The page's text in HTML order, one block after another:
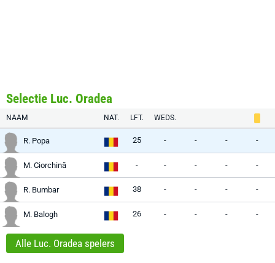
Selectie Luc. Oradea
NAAM NAT. LFT. WEDS.
R. Popa 25 - - - -
M. Ciorchină - - - - -
R. Bumbar 38 - - - -
M. Balogh 26 - - - -
Alle Luc. Oradea spelers